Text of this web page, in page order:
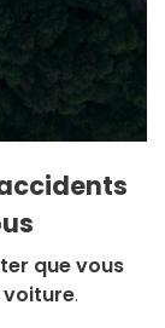
que vous
voiture.